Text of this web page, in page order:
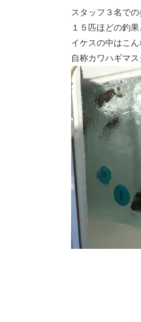
スタッフ３名で
１５匹ほどの釣果
イケスの中はこん
自称カワハギマス